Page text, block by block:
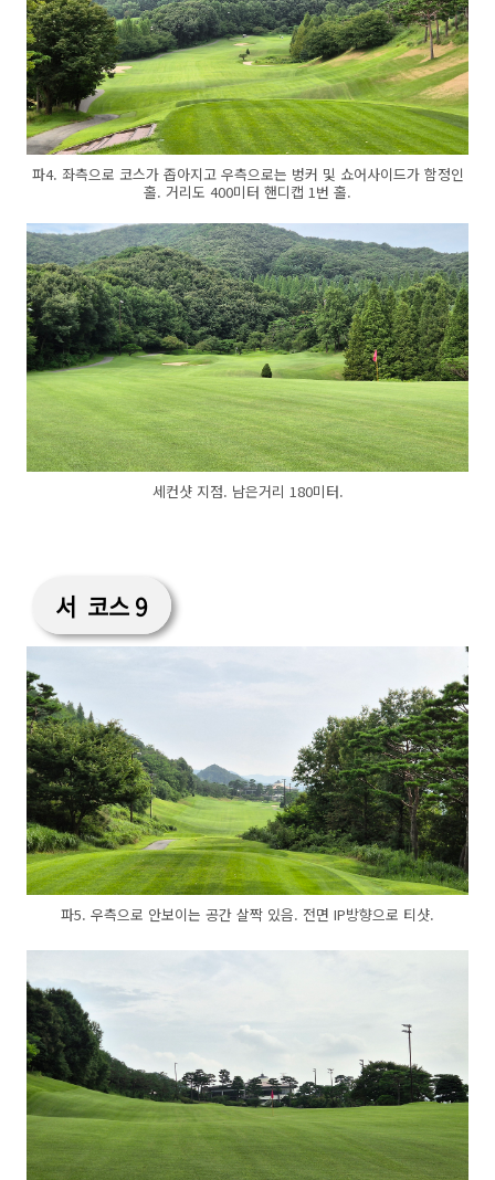
파4. 좌측으로 코스가 좁아지고 우측으로는 벙커 및 쇼어사이드가 함정인
홀. 거리도 400미터 핸디캡 1번 홀.
세컨샷 지점. 남은거리 180미터.
서 코스 9
파5. 우측으로 안보이는 공간 살짝 있음. 전면 IP방향으로 티샷.